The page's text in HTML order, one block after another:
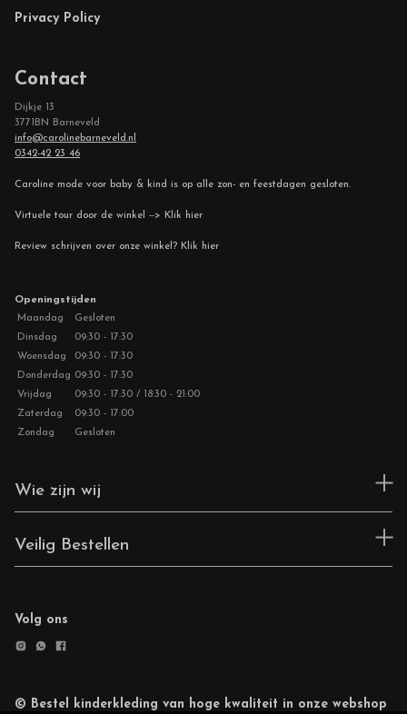
Privacy Policy
Contact
Dijkje 13
3771BN Barneveld
info@carolinebarneveld.nl
0342-42 23 46
Caroline mode voor baby & kind is op alle zon- en feestdagen gesloten.
Virtuele tour door de winkel --> Klik hier
Review schrijven over onze winkel? Klik hier
Openingstijden
Maandag
Gesloten
Dinsdag
09:30 - 17:30
Woensdag
09:30 - 17:30
Donderdag 09:30 - 17:30
Vrijdag
09:30 - 17:30 / 18:30 - 21:00
Zaterdag
09:30 - 17:00
Zondag
Gesloten
Wie zijn wij
Veilig Bestellen
Volg ons
© Bestel kinderkleding van hoge kwaliteit in onze webshop